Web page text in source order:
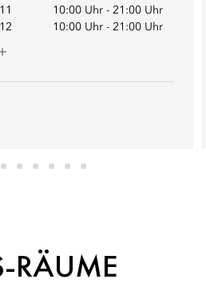
10:00 Uhr - 21:00 Uhr
10:00 Uhr - 21:00 Uhr
RÄUME